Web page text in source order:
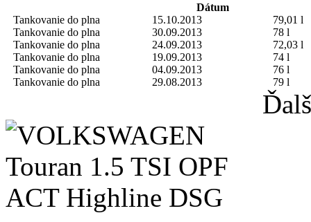
Dátum
Tankovanie do plna
15.10.2013
79,01 l
Tankovanie do plna
30.09.2013
78 l
Tankovanie do plna
24.09.2013
72,03 l
Tankovanie do plna
19.09.2013
74 l
Tankovanie do plna
04.09.2013
76 l
Tankovanie do plna
29.08.2013 79 l